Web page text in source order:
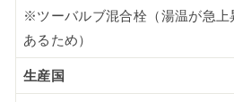
※ツーバルブ混合栓（湯温が急上
あるため）
生産国